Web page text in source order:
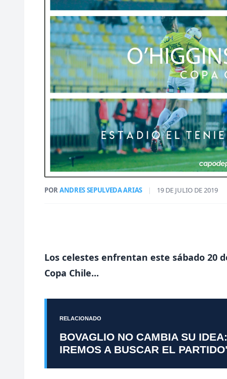
POR ANDRES SEPULVEDA ARIAS | 19 DE JULIO DE 2019
Los celestes enfrentan este sábado 20
Copa Chile...
RELACIONADO
BOVAGLIO NO CAMBIA SU
IREMOS A BUSCAR EL